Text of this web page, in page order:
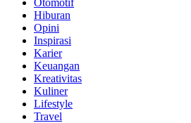
Otomotif
Hiburan
Opini
Inspirasi
Karier
Keuangan
Kreativitas
Kuliner
Lifestyle
Travel